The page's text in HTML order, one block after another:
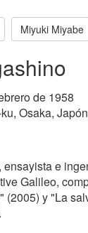
Miyuki Miyabe
de 1958
Osaka, Japón
ensayista e
Galileo,
(2005) y "La